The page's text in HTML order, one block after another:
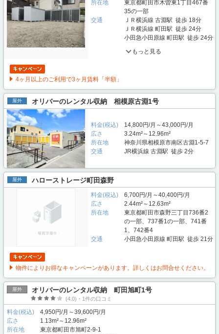
所在地
東京都町田市木曽東1丁目467番
35の一部
交通
ＪＲ横浜線 古淵駅 徒歩 18分
ＪＲ横浜線 町田駅 徒歩 24分
小田急小田原線 町田駅 徒歩 24分
もっと見る
4ヶ月以上のご利用で3ヶ月賃料「半額」
屋外 オリバーのレンタル収納 相模原古淵1号
料金(税込)
14,800円/月～43,000円/月
広さ
3.24m²～12.96m²
所在地
神奈川県相模原市南区古淵1-5-7
交通
JR横浜線 古淵駅 徒歩 2分
屋外 ハローストレージ町田森野
料金(税込)
6,700円/月～40,400円/月
広さ
2.44m²～12.63m²
所在地
東京都町田市森野三丁目736番2
の一部、737番1の一部、741番
1、742番4
交通
小田急小田原線 町田駅 徒歩 21分
物件によりお得なキャンペーンがあります。詳しくはお問合せください。
屋外 オリバーのレンタル収納 町田旭町1号
(4.0)・1件の口コミ
料金(税込)
4,950円/月～39,600円/月
広さ
1.13m²～12.96m²
所在地
東京都町田市旭町2-9-1